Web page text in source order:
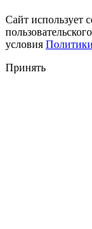
Сайт использует
условия
Принять